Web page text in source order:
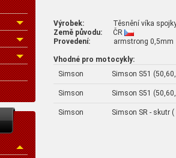
Výrobek: Těsnění víka spojky
Země původu: ČR
Provedení: armstrong 0,5mm
Vhodné pro motocykly:
Simson
Simson S51
Simson Simson S51
Simson Simson SR - skutr